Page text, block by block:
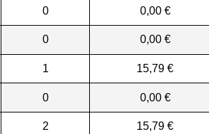
0 0,00 €
0 0,00 €
1 15,79 €
0 0,00 €
2 15,79 €